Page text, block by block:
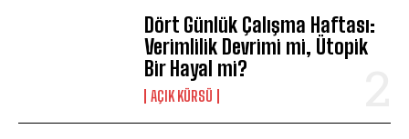
Dört Günlük Çalışma Haftası:
Verimlilik Devrimi mi, Ütopik
Bir Hayal mi?
AÇIK KÜRSÜ